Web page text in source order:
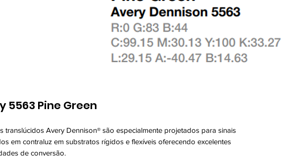
5563 Pine Green
translúcidos Avery Dennison® são especialmente projetados para sinais
em contraluz em substratos rígidos e flexíveis oferecendo excelentes
de conversão.